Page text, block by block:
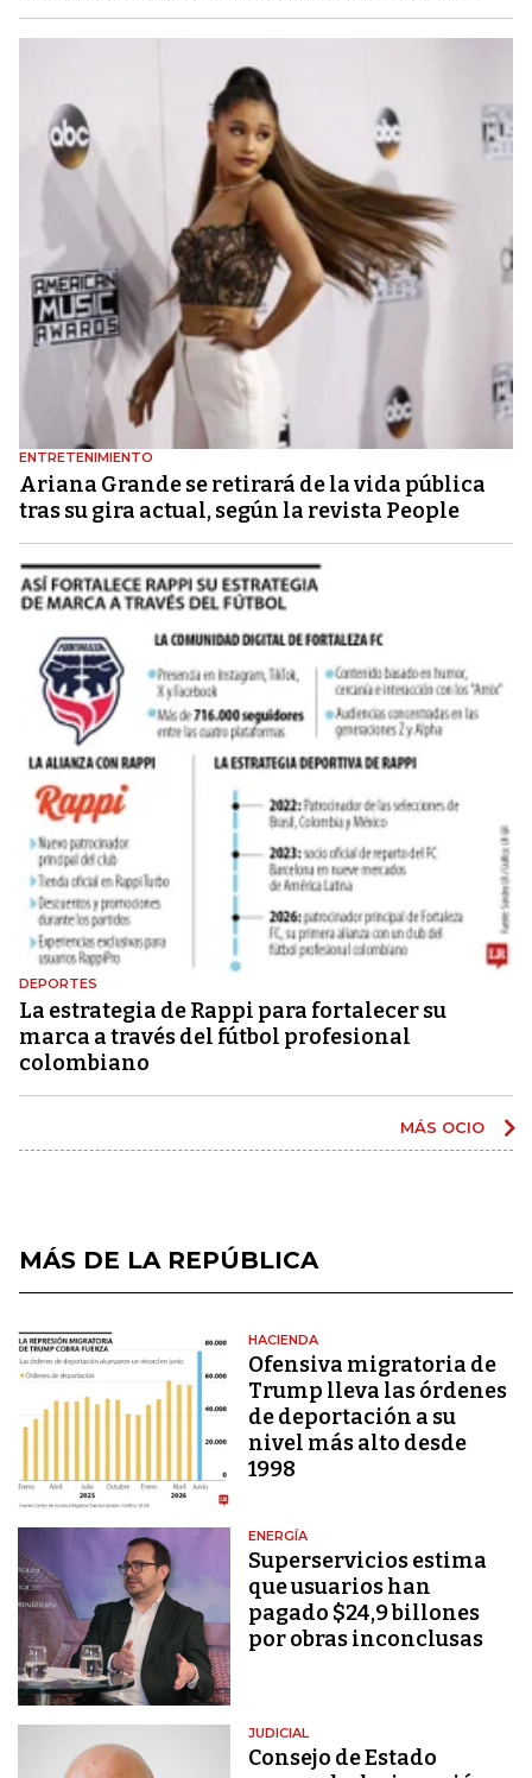
ENTRETENIMIENTO
Ariana Grande se retirará de la vida pública
tras su gira actual, según la revista People
DEPORTES
La estrategia de Rappi para fortalecer su
marca a través del fútbol profesional
colombiano
MÁS OCIO
MÁS DE LA REPÚBLICA
HACIENDA
Ofensiva migratoria de
Trump lleva las órdenes
de deportación a su
nivel más alto desde
1998
ENERGÍA
Superservicios estima
que usuarios han
pagado $24,9 billones
por obras inconclusas
JUDICIAL
Consejo de Estado